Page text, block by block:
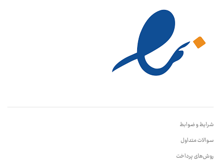
شرایط و ضوابط
سوالات متداول
روش‌های پرداخت